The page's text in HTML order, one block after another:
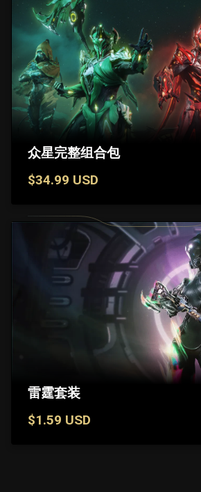
众星完整组合包
$34.99 USD
雷霆套装
$1.59 USD